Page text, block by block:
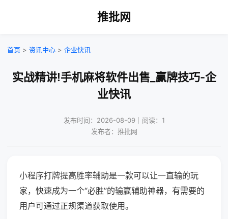
推批网
首页 > 资讯中心 > 企业快讯
实战精讲!手机麻将软件出售_赢牌技巧-企
业快讯
发布时间：2026-08-09｜阅读：1
发布者：推批网
小程序打牌提高胜率辅助是一款可以让一直输的玩
家，快速成为一个“必胜”的输赢辅助神器，有需要的
用户可通过正规渠道获取使用。